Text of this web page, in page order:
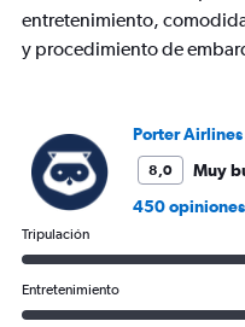
Avg.
Price
and
entretenimiento,
y procedimiento de
Porter Airlines
8,0
Muy
450 opiniones
Tripulación
Entretenimiento